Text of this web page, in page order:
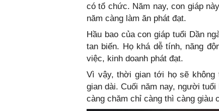
có tổ chức. Năm nay, con giáp
năm càng làm ăn phát đạt.
Hầu bao của con giáp tuổi Dần
tan biến. Họ khá dễ tính, năng
việc, kinh doanh phát đạt.
Vì vậy, thời gian tới họ sẽ không
gian dài. Cuối năm nay, người
càng chăm chỉ càng thì càng giàu